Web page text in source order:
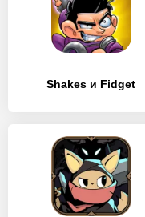
Shakes и Fidget